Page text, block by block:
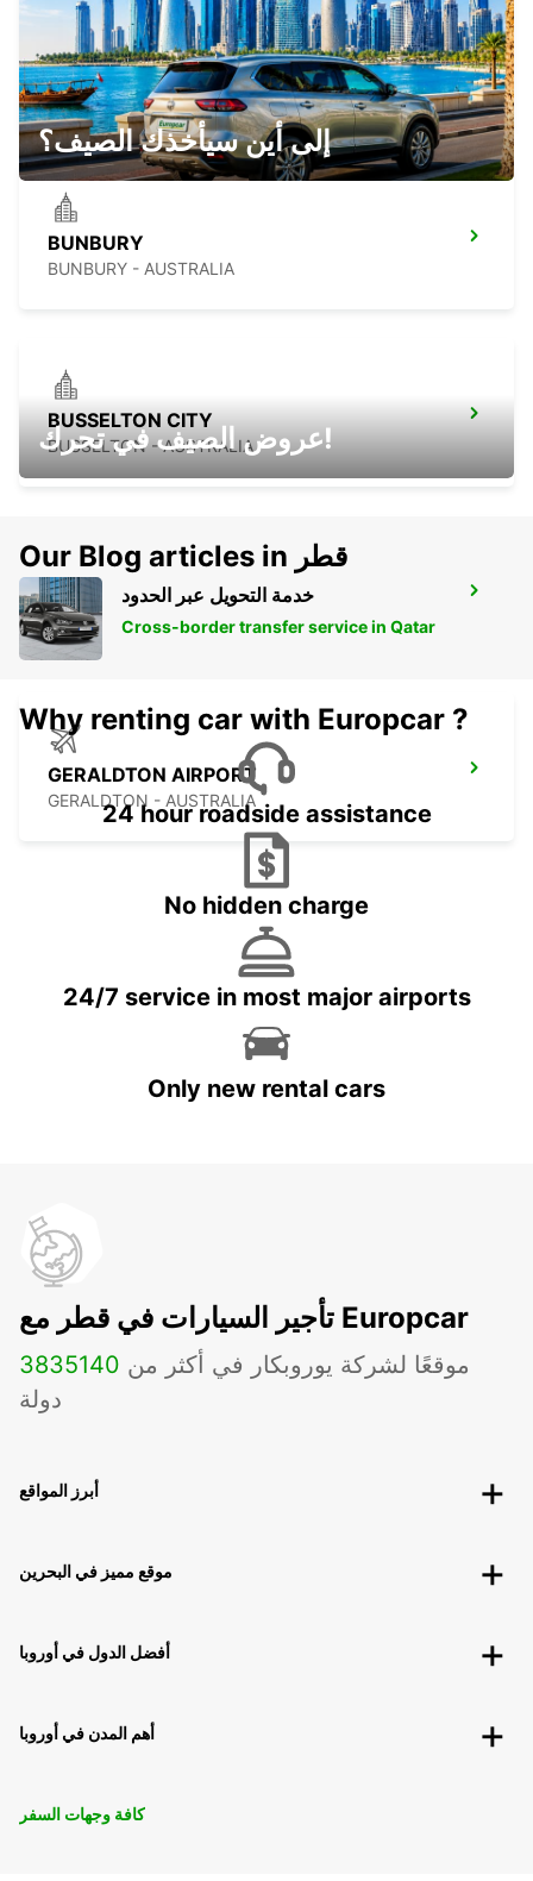
PERTH BASSENDEAN
BASSENDEAN - AUSTRALIA
BUNBURY
BUNBURY - AUSTRALIA
BUSSELTON CITY
BUSSELTON - AUSTRALIA
BUSSELTON AIRPORT
BUSSELTON - AUSTRALIA
GERALDTON AIRPORT
GERALDTON - AUSTRALIA
إلى أين سيأخذك الصيف؟
عروض الصيف في تحرك!
Our Blog articles in قطر
خدمة التحويل عبر الحدود
Cross-border transfer service in Qatar
Why renting car with Europcar ?
24 hour roadside assistance
No hidden charge
24/7 service in most major airports
Only new rental cars
تأجير السيارات في قطر مع Europcar
3835 موقعًا لشركة يوروبكار في أكثر من 140
دولة
أبرز المواقع
موقع مميز في البحرين
أفضل الدول في أوروبا
أهم المدن في أوروبا
كافة وجهات السفر